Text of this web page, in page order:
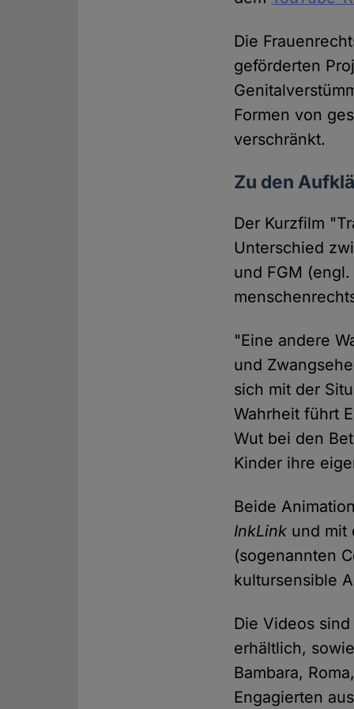
Die
geförderten
Formen von
verschränkt.
Zu den
Der Kurzfilm
Unterschied
und FGM
"Eine andere
und
sich mit der
Wahrheit führt
Wut bei den
Kinder ihre
Beide
InkLink und mit
(sogenannten
kultursensible
Die Videos
erhältlich,
Bambara,
Engagierten